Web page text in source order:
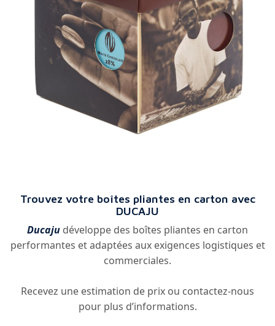
Trouvez votre boîtes pliantes en carton avec
DUCAJU
Ducaju développe des boîtes pliantes en carton
performantes et adaptées aux exigences logistiques et
commerciales.
Recevez une estimation de prix ou contactez-nous
pour plus d’informations.